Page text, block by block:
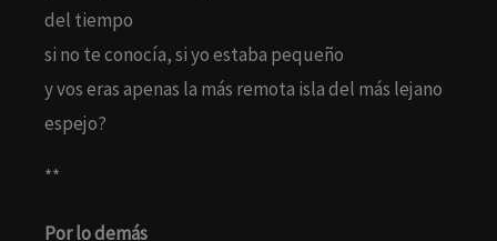
del tiempo
si no te conocía, si yo estaba pequeño
y vos eras apenas la más remota isla del más lejano
espejo?
**
Por lo demás